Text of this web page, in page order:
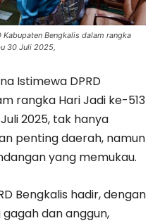
Kabupaten Bengkalis dalam rangka
30 Juli 2025,
Istimewa DPRD
rangka Hari Jadi ke-513
2025, tak hanya
penting daerah, namun
yang memukau.
Bengkalis hadir, dengan
dan anggun,